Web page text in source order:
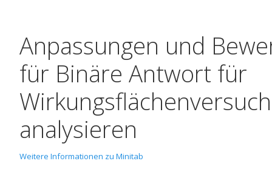
Anpassungen und
für Binäre Antwort für
analysieren
Weitere Informationen zu Minitab